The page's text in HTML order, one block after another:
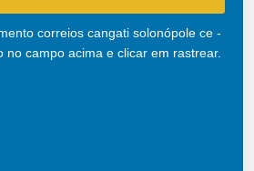
correios cangati solonópole ce -
no campo acima e clicar em rastrear.